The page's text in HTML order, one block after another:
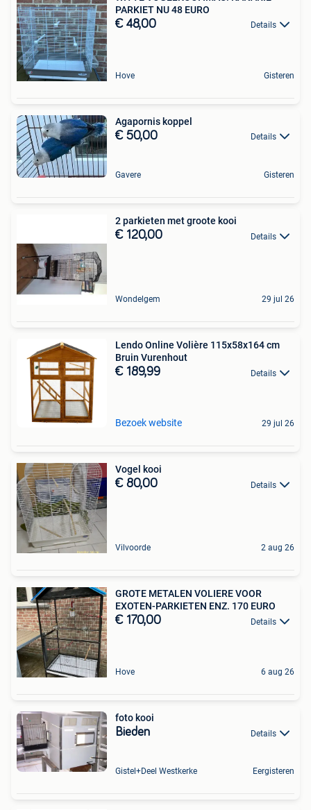
PARKIET NU 48 EURO
€ 48,00 Details
Hove Gisteren
Agapornis koppel
€ 50,00 Details
Gavere Gisteren
2 parkieten met groote kooi
€ 120,00 Details
Wondelgem 29 jul 26
Lendo Online Volière 115x58x164 cm
Bruin Vurenhout
€ 189,99 Details
Bezoek website 29 jul 26
Vogel kooi
€ 80,00 Details
Vilvoorde 2 aug 26
GROTE METALEN VOLIERE VOOR
EXOTEN-PARKIETEN ENZ. 170 EURO
€ 170,00 Details
Hove 6 aug 26
foto kooi
Bieden Details
Gistel+Deel Westkerke Eergisteren